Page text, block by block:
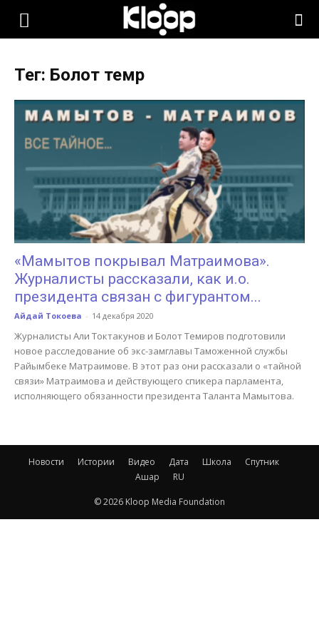
KLOOP.KG
Новости
Кыргызстана
Тег: Болот темр
«Мамытов покрывал Матраимова».
Журналисты рассказали, как и.о.
президента связан с фигурантом...
Айдай Токоева - 14 декабря 2020
Журналисты Али Токтакунов и Болот Темиров подготовили
новое расследование об экс-замглавы Таможенной службы
Райымбеке Матраимове. В этот раз они рассказали о «тайной
связи» Матраимова и действующего спикера парламента,
исполняющего обязанности президента Таланта Мамытова.
Новости Истории Видео Дата Школа
Спутник
Ашар
RU
© 2026 Kloop Media Foundation